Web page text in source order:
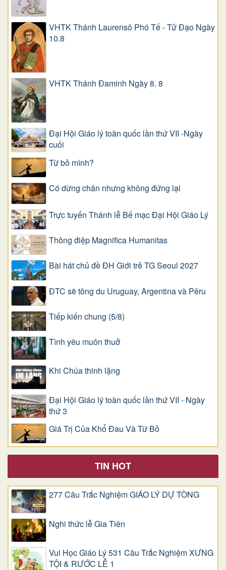
VHTK Thánh Laurensô Phó Tế - Tử Đạo Ngày
10.8
VHTK Thánh Đaminh Ngày 8. 8
Đại Hội Giáo lý toàn quốc lần thứ VII -Ngày
cuối
Từ bỏ mình?
Có dừng chân nhưng không đứng lại
Trực tuyến Thánh lễ Bế mạc Đại Hội Giáo Lý
Thông điệp Magnifica Humanitas
Bài hát chủ đề ĐH Giới trẻ TG Seoul 2027
ĐTC sẽ tông du Uruguay, Argentina và Pêru
Tiếp kiến chung (5/8)
Tình yêu muôn thuở
Khi Chúa thinh lặng
Đại Hội Giáo lý toàn quốc lần thứ VII - Ngày
thứ 3
Giá Trị Của Khổ Ðau Và Từ Bỏ
TIN HOT
277 Câu Trắc Nghiệm GIÁO LÝ DỰ TÒNG
Nghi thức lễ Gia Tiên
Vui Học Giáo Lý 531 Câu Trắc Nghiệm XƯNG
TỘI & RƯỚC LỄ 1